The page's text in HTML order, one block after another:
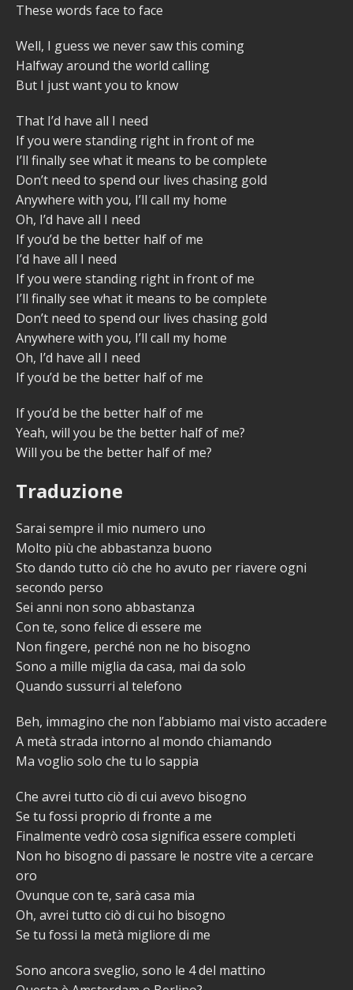
These words face to face
Well, I guess we never saw this coming
Halfway around the world calling
But I just want you to know
That I’d have all I need
If you were standing right in front of me
I’ll finally see what it means to be complete
Don’t need to spend our lives chasing gold
Anywhere with you, I’ll call my home
Oh, I’d have all I need
If you’d be the better half of me
I’d have all I need
If you were standing right in front of me
I’ll finally see what it means to be complete
Don’t need to spend our lives chasing gold
Anywhere with you, I’ll call my home
Oh, I’d have all I need
If you’d be the better half of me
If you’d be the better half of me
Yeah, will you be the better half of me?
Will you be the better half of me?
Traduzione
Sarai sempre il mio numero uno
Molto più che abbastanza buono
Sto dando tutto ciò che ho avuto per riavere ogni
secondo perso
Sei anni non sono abbastanza
Con te, sono felice di essere me
Non fingere, perché non ne ho bisogno
Sono a mille miglia da casa, mai da solo
Quando sussurri al telefono
Beh, immagino che non l’abbiamo mai visto accadere
A metà strada intorno al mondo chiamando
Ma voglio solo che tu lo sappia
Che avrei tutto ciò di cui avevo bisogno
Se tu fossi proprio di fronte a me
Finalmente vedrò cosa significa essere completi
Non ho bisogno di passare le nostre vite a cercare
oro
Ovunque con te, sarà casa mia
Oh, avrei tutto ciò di cui ho bisogno
Se tu fossi la metà migliore di me
Sono ancora sveglio, sono le 4 del mattino